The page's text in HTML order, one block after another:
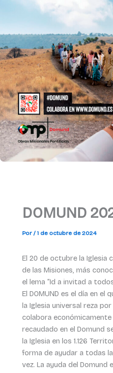
DOMUND
Por /1 de octubre de 2024
El 20 de octubre la Iglesia
de las Misiones, más
el lema “Id a invitad a
El DOMUND es el día en el
la Iglesia universal reza
colabora
recaudado en el Domund
la Iglesia en los 1.126
forma de ayudar a todas
vez. La ayuda del Domund